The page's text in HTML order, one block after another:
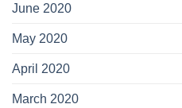
June 2020
May 2020
April 2020
March 2020